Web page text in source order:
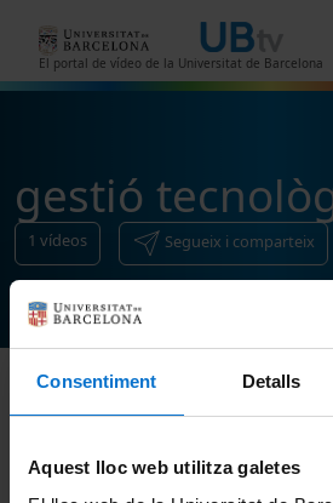
Consentiment Detalls
Aquest lloc web utilitza galetes
El portal de vídeo de la Universitat de Barcelona
gestió
1 vídeos Segueix i comparteix
Ordenar